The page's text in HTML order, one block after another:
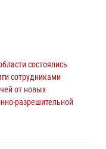
от новых
разрешительной
проходят с
состоялись
сотрудниками
от новых
разрешительной